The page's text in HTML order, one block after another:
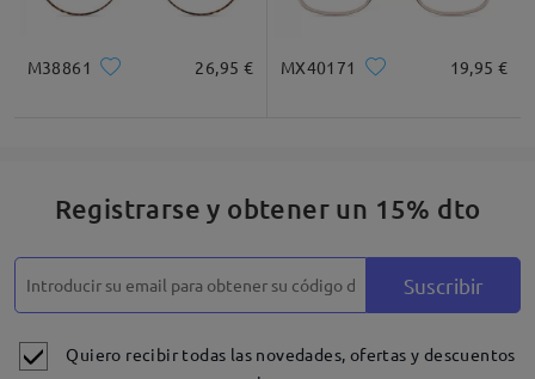
M38861 26,95 € MX40171 19,95 €
Registrarse y obtener un 15% dto
Suscribir
Quiero recibir todas las novedades, ofertas y descuentos